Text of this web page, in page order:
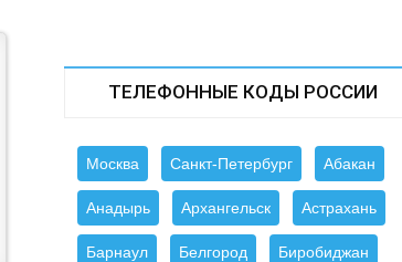
ТЕЛЕФОННЫЕ КОДЫ РОССИИ
Москва Санкт-Петербург Абакан
Анадырь Архангельск Астрахань
Барнаул Белгород Биробиджан